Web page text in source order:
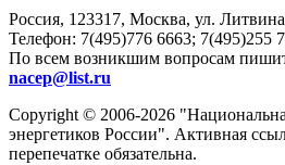
Россия, 123317, Москва, ул.
Телефон: 7(495)776 6663; 7(495)255
По всем возникшим вопросам
nacep@list.ru
Copyright © 2006-2026
энергетиков России". Активная
перепечатке обязательна.